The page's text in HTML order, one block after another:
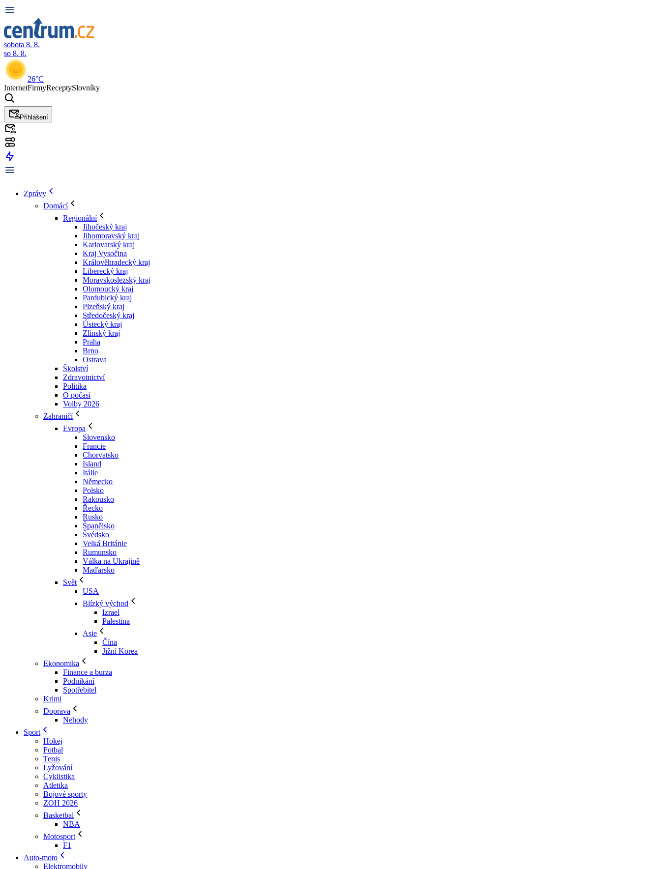
sobota 8. 8.
so 8. 8.
26°C
InternetFirmyReceptySlovníky
Přihlášení
Zprávy
Domácí
Regionální
Jihočeský kraj
Jihomoravský kraj
Karlovarský kraj
Kraj Vysočina
Králověhradecký kraj
Liberecký kraj
Moravskoslezský kraj
Olomoucký kraj
Pardubický kraj
Plzeňský kraj
Středočeský kraj
Ústecký kraj
Zlínský kraj
Praha
Brno
Ostrava
Školství
Zdravotnictví
Politika
O počasí
Volby 2026
Zahraničí
Evropa
Slovensko
Francie
Chorvatsko
Island
Itálie
Německo
Polsko
Rakousko
Řecko
Rusko
Španělsko
Švédsko
Velká Británie
Rumunsko
Válka na Ukrajině
Maďarsko
Svět
USA
Blízký východ
Izrael
Palestina
Asie
Čína
Jižní Korea
Ekonomika
Finance a burza
Podnikání
Spotřebitel
Krimi
Doprava
Nehody
Sport
Hokej
Fotbal
Tenis
Lyžování
Cyklistika
Atletika
Bojové sporty
ZOH 2026
Basketbal
NBA
Motosport
F1
Auto-moto
Elektromobily